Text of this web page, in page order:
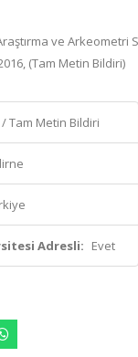
ve Arkeometri
(Tam Metin Bildiri)
Tam Metin Bildiri
Adresli: Evet